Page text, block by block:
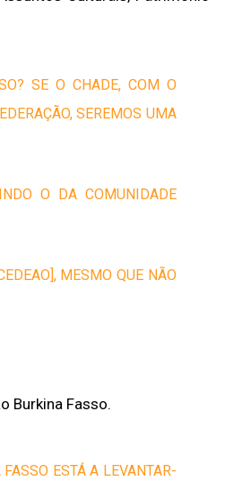
SE O CHADE, COM O
SEREMOS UMA
O DA COMUNIDADE
MESMO QUE NÃO
Burkina Fasso.
ESTÁ A LEVANTAR-